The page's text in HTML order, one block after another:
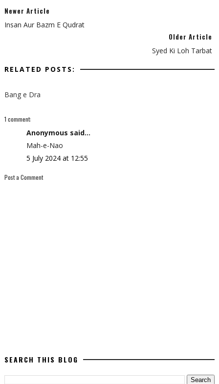
Newer Article
Insan Aur Bazm E Qudrat
Older Article
Syed Ki Loh Tarbat
RELATED POSTS:
Bang e Dra
1 comment:
Anonymous said...
Mah-e-Nao
5 July 2024 at 12:55
Post a Comment
SEARCH THIS BLOG